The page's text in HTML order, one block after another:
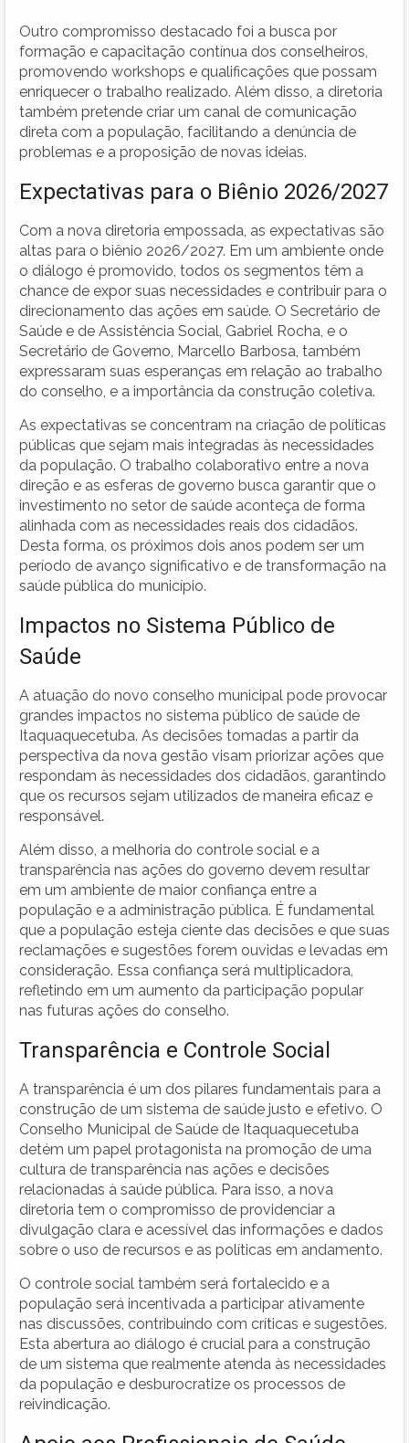
Outro compromisso destacado foi a busca por
formação e capacitação contínua dos conselheiros,
promovendo workshops e qualificações que possam
enriquecer o trabalho realizado. Além disso, a diretoria
também pretende criar um canal de comunicação
direta com a população, facilitando a denúncia de
problemas e a proposição de novas ideias.
Expectativas para o Biênio 2026/2027
Com a nova diretoria empossada, as expectativas são
altas para o biênio 2026/2027. Em um ambiente onde
o diálogo é promovido, todos os segmentos têm a
chance de expor suas necessidades e contribuir para o
direcionamento das ações em saúde. O Secretário de
Saúde e de Assistência Social, Gabriel Rocha, e o
Secretário de Governo, Marcello Barbosa, também
expressaram suas esperanças em relação ao trabalho
do conselho, e a importância da construção coletiva.
As expectativas se concentram na criação de políticas
públicas que sejam mais integradas às necessidades
da população. O trabalho colaborativo entre a nova
direção e as esferas de governo busca garantir que o
investimento no setor de saúde aconteça de forma
alinhada com as necessidades reais dos cidadãos.
Desta forma, os próximos dois anos podem ser um
período de avanço significativo e de transformação na
saúde pública do município.
Impactos no Sistema Público de
Saúde
A atuação do novo conselho municipal pode provocar
grandes impactos no sistema público de saúde de
Itaquaquecetuba. As decisões tomadas a partir da
perspectiva da nova gestão visam priorizar ações que
respondam às necessidades dos cidadãos, garantindo
que os recursos sejam utilizados de maneira eficaz e
responsável.
Além disso, a melhoria do controle social e a
transparência nas ações do governo devem resultar
em um ambiente de maior confiança entre a
população e a administração pública. É fundamental
que a população esteja ciente das decisões e que suas
reclamações e sugestões forem ouvidas e levadas em
consideração. Essa confiança será multiplicadora,
refletindo em um aumento da participação popular
nas futuras ações do conselho.
Transparência e Controle Social
A transparência é um dos pilares fundamentais para a
construção de um sistema de saúde justo e efetivo. O
Conselho Municipal de Saúde de Itaquaquecetuba
detém um papel protagonista na promoção de uma
cultura de transparência nas ações e decisões
relacionadas à saúde pública. Para isso, a nova
diretoria tem o compromisso de providenciar a
divulgação clara e acessível das informações e dados
sobre o uso de recursos e as políticas em andamento.
O controle social também será fortalecido e a
população será incentivada a participar ativamente
nas discussões, contribuindo com críticas e sugestões.
Esta abertura ao diálogo é crucial para a construção
de um sistema que realmente atenda às necessidades
da população e desburocratize os processos de
reivindicação.